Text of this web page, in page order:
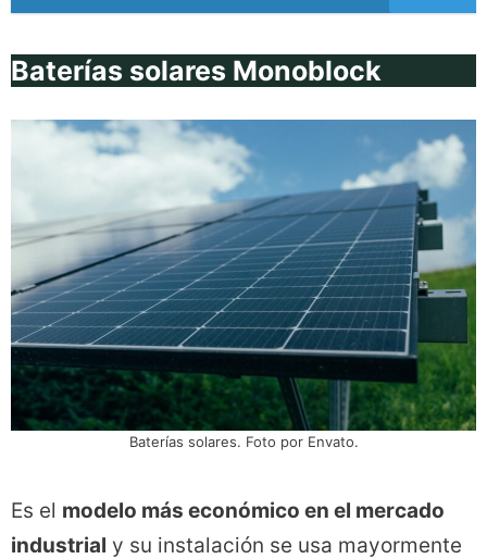
Baterías solares Monoblock
Baterías solares. Foto por Envato.
Es el modelo más económico en el mercado
industrial y su instalación se usa mayormente